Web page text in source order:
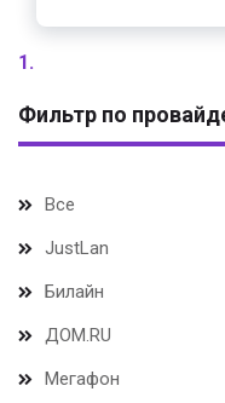
Фильтр по
Все
JustLan
Билайн
ДОМ.RU
Мегафон
1.